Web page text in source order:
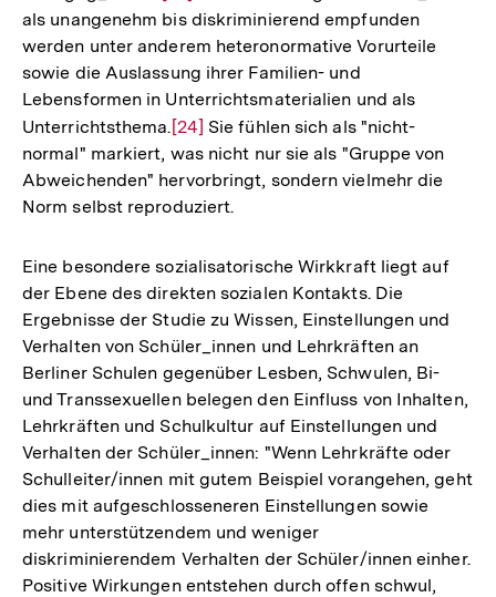
Auflösung
der
Fußnote
als unangenehm bis diskriminierend empfunden
werden unter anderem heteronormative Vorurteile
sowie die Auslassung ihrer Familien- und
Lebensformen in Unterrichtsmaterialien und als
Unterrichtsthema. Zur
Auflösung
der
Fußnote
[24] Sie fühlen sich als "nicht-
normal" markiert, was nicht nur sie als "Gruppe von
Abweichenden" hervorbringt, sondern vielmehr die
Norm selbst reproduziert.
Eine besondere sozialisatorische Wirkkraft liegt auf
der Ebene des direkten sozialen Kontakts. Die
Ergebnisse der Studie zu Wissen, Einstellungen und
Verhalten von Schüler_innen und Lehrkräften an
Berliner Schulen gegenüber Lesben, Schwulen, Bi-
und Transsexuellen belegen den Einfluss von Inhalten,
Lehrkräften und Schulkultur auf Einstellungen und
Verhalten der Schüler_innen: "Wenn Lehrkräfte oder
Schulleiter/innen mit gutem Beispiel vorangehen, geht
dies mit aufgeschlosseneren Einstellungen sowie
mehr unterstützendem und weniger
diskriminierendem Verhalten der Schüler/innen einher.
Positive Wirkungen entstehen durch offen schwul,